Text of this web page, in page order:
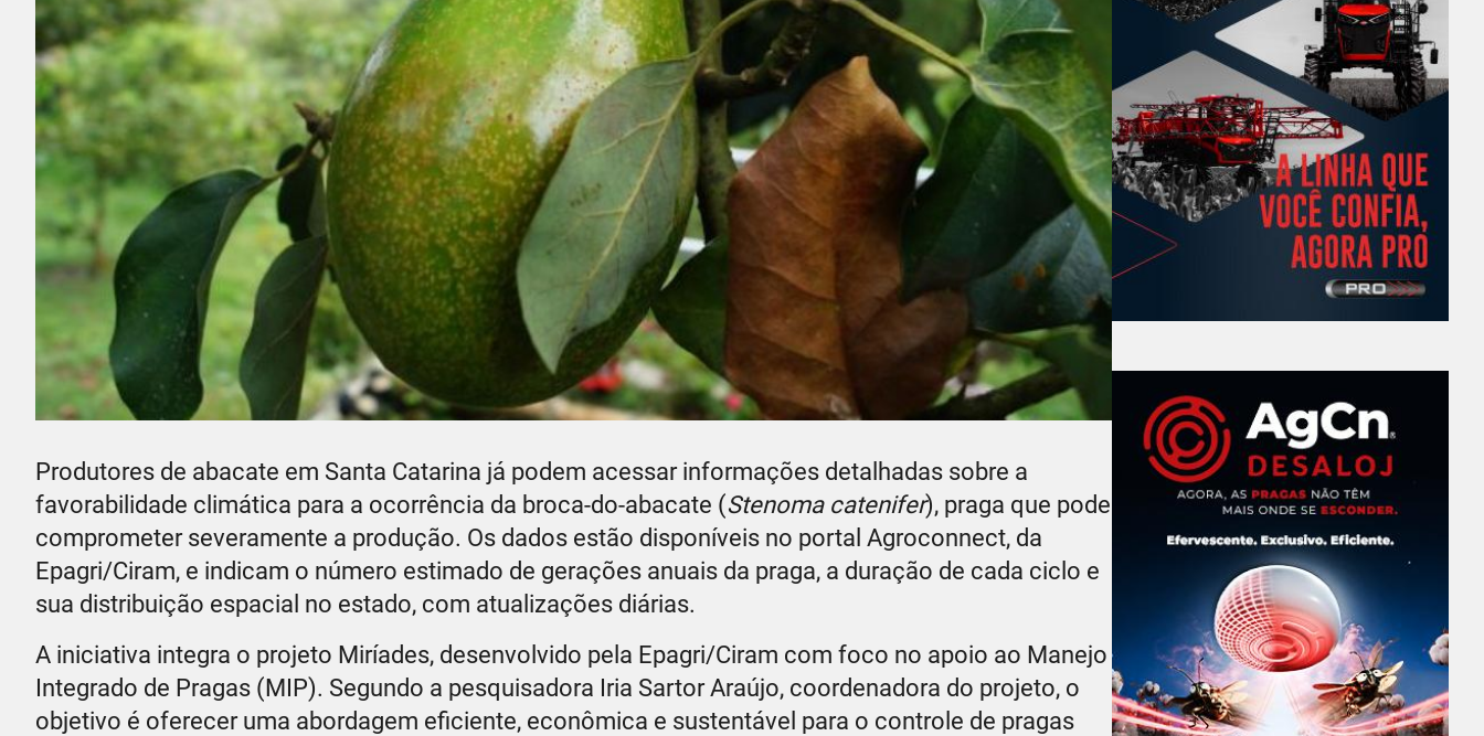
Produtores de abacate em Santa Catarina já podem acessar informações detalhadas sobre a
favorabilidade climática para a ocorrência da broca-do-abacate (Stenoma catenifer), praga que pode
comprometer severamente a produção. Os dados estão disponíveis no portal Agroconnect, da
Epagri/Ciram, e indicam o número estimado de gerações anuais da praga, a duração de cada ciclo e
sua distribuição espacial no estado, com atualizações diárias.
A iniciativa integra o projeto Miríades, desenvolvido pela Epagri/Ciram com foco no apoio ao Manejo
Integrado de Pragas (MIP). Segundo a pesquisadora Iria Sartor Araújo, coordenadora do projeto, o
objetivo é oferecer uma abordagem eficiente, econômica e sustentável para o controle de pragas